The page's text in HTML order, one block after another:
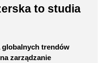
to studia
globalnych trendów
zarządzanie